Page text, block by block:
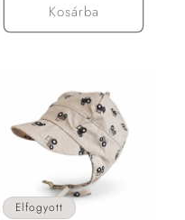
Kosárba
Elfogyott